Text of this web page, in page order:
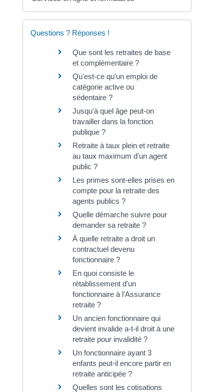
Questions ? Réponses !
Que sont les retraites de base
et complémentaire ?
Qu'est-ce qu'un emploi de
catégorie active ou
sédentaire ?
Jusqu'à quel âge peut-on
travailler dans la fonction
publique ?
Retraite à taux plein et retraite
au taux maximum d'un agent
public ?
Les primes sont-elles prises en
compte pour la retraite des
agents publics ?
Quelle démarche suivre pour
demander sa retraite ?
À quelle retraite a droit un
contractuel devenu
fonctionnaire ?
En quoi consiste le
rétablissement d'un
fonctionnaire à l'Assurance
retraite ?
Un ancien fonctionnaire qui
devient invalide a-t-il droit à une
retraite pour invalidité ?
Un fonctionnaire ayant 3
enfants peut-il encore partir en
retraite anticipée ?
Quelles sont les cotisations